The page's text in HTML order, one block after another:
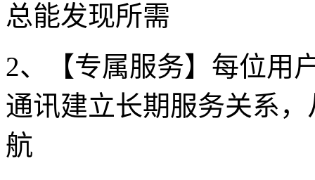
总能发现所需
2、【专属服务】每位用
通讯建立长期服务关系
航